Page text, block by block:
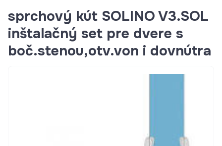
sprchový kút SOLINO V3.SOL
inštalačný set pre dvere s
boč.stenou,otv.von i dovnútra